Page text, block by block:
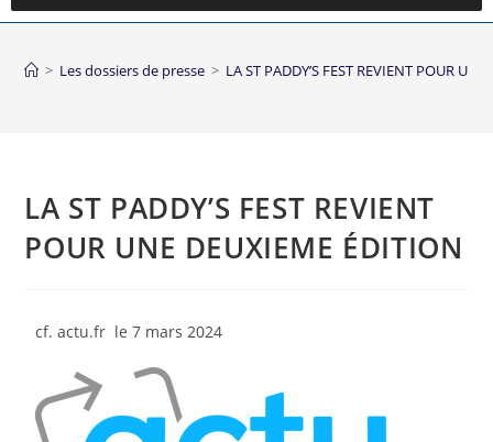
> Les dossiers de presse > LA ST PADDY’S FEST REVIENT POUR
LA ST PADDY’S FEST REVIENT
POUR UNE DEUXIEME ÉDITION
cf. actu.fr le 7 mars 2024